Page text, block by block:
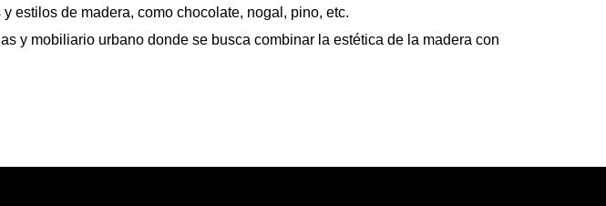
estilos de madera, como chocolate, nogal, pino, etc.
y mobiliario urbano donde se busca combinar la estética de la madera con